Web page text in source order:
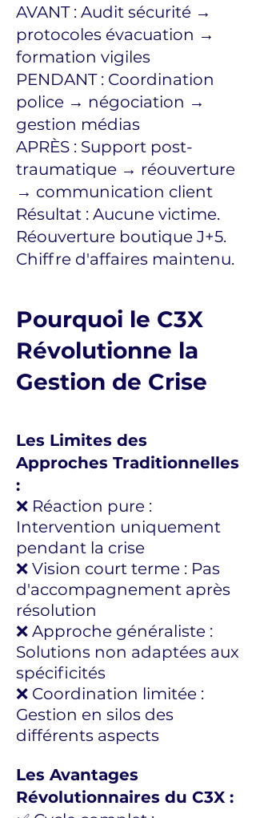
AVANT : Audit sécurité →
protocoles évacuation →
formation vigiles
PENDANT : Coordination
police → négociation →
gestion médias
APRÈS : Support post-
traumatique → réouverture
→ communication client
Résultat : Aucune victime.
Réouverture boutique J+5.
Chiffre d'affaires maintenu.
Pourquoi le C3X
Révolutionne la
Gestion de Crise
Les Limites des
Approches Traditionnelles
:
❌ Réaction pure :
Intervention uniquement
pendant la crise
❌ Vision court terme : Pas
d'accompagnement après
résolution
❌ Approche généraliste :
Solutions non adaptées aux
spécificités
❌ Coordination limitée :
Gestion en silos des
différents aspects
Les Avantages
Révolutionnaires du C3X :